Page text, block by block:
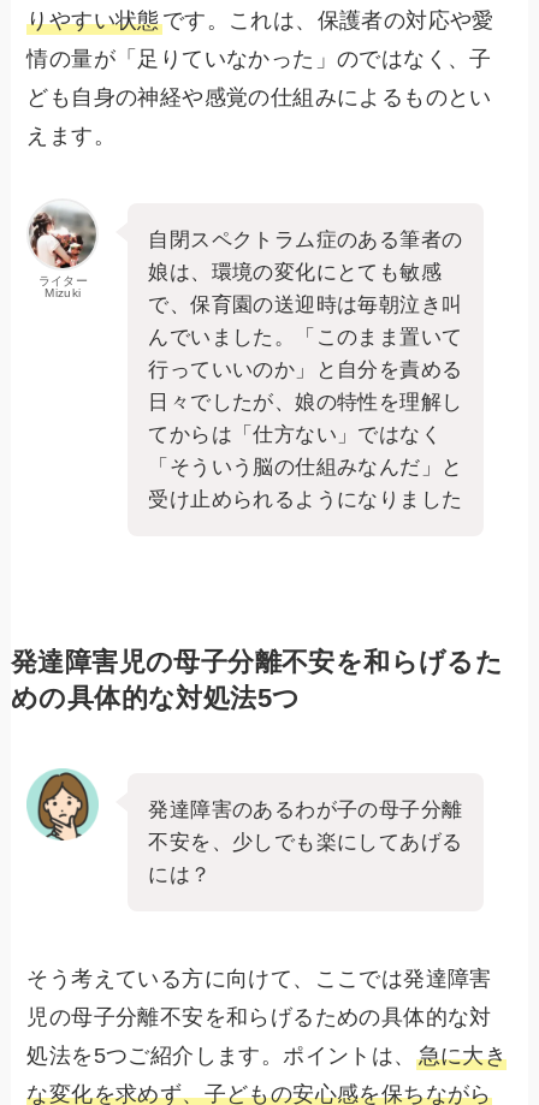
りやすい状態です。これは、保護者の対応や愛
情の量が「足りていなかった」のではなく、子
ども自身の神経や感覚の仕組みによるものとい
えます。
ライター
Mizuki
自閉スペクトラム症のある筆者の
娘は、環境の変化にとても敏感
で、保育園の送迎時は毎朝泣き叫
んでいました。「このまま置いて
行っていいのか」と自分を責める
日々でしたが、娘の特性を理解し
てからは「仕方ない」ではなく
「そういう脳の仕組みなんだ」と
受け止められるようになりました
発達障害児の母子分離不安を和らげるた
めの具体的な対処法5つ
発達障害のあるわが子の母子分離
不安を、少しでも楽にしてあげる
には？
そう考えている方に向けて、ここでは発達障害
児の母子分離不安を和らげるための具体的な対
処法を5つご紹介します。ポイントは、 急に大き
な変化を求めず、子どもの安心感を保ちながら